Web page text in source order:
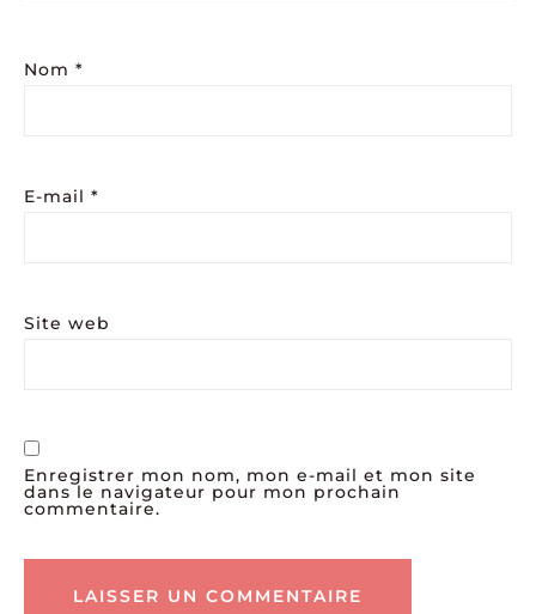
Nom *
E-mail *
Site web
Enregistrer mon nom, mon e-mail et mon site
dans le navigateur pour mon prochain
commentaire.